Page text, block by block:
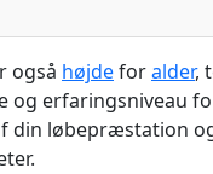
også højdeforalder,
og erfaringsniveau
din løbepræstation